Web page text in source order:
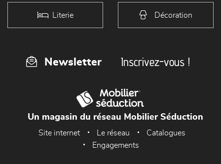
Literie Décoration
Newsletter Inscrivez-vous !
Un magasin du réseau Mobilier Séduction
Site internet Le réseau
Catalogues
Engagements